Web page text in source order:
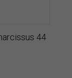
44